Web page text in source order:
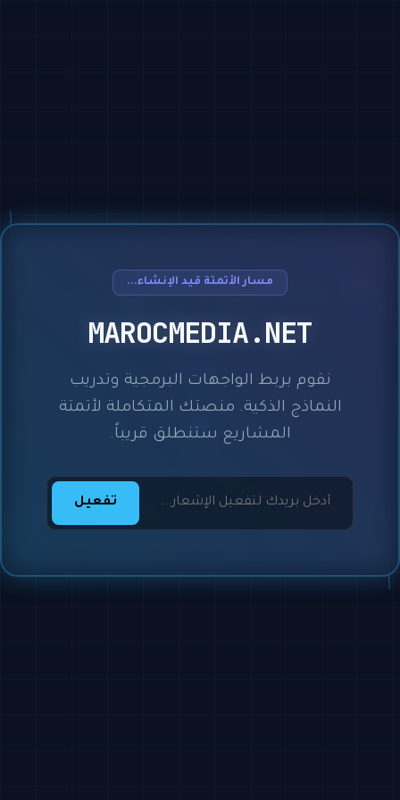
مسار الأتمتة قيد الإنشاء...
MAROCMEDIA.NET
نقوم بربط الواجهات البرمجية وتدريب
النماذج الذكية. منصتك المتكاملة لأتمتة
المشاريع ستنطلق قريباً.
تفعيل